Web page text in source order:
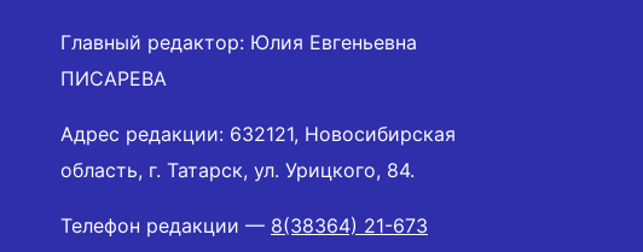
Главный редактор: Юлия Евгеньевна
ПИСАРЕВА
Адрес редакции: 632121, Новосибирская
область, г. Татарск, ул. Урицкого, 84.
Телефон редакции — 8(38364) 21-673